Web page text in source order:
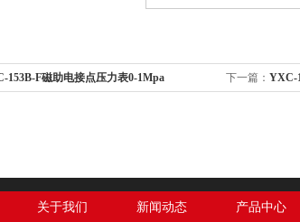
153B-F磁助电接点压力表0-1Mpa 下一篇： YXC-
关于我们 新闻动态 产品中心